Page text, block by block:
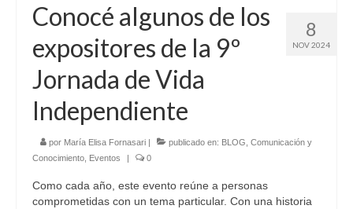
8
NOV 2024
Conocé algunos de los
expositores de la 9º
Jornada de Vida
Independiente
por María Elisa Fornasari | publicado en: BLOG Comunicación y
Conocimiento Eventos | 0
Como cada año, este evento reúne a personas
comprometidas con un tema particular. Con una historia